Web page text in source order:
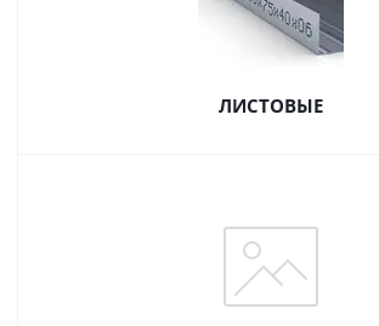
ЛИСТОВЫЕ